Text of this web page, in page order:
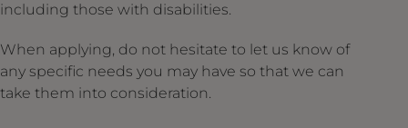
including those with disabilities.
When applying, do not hesitate to let us know of
any specific needs you may have so that we can
take them into consideration.